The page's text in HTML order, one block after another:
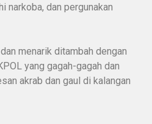
narkoba, dan pergunakan
menarik ditambah dengan
yang gagah-gagah dan
akrab dan gaul di kalangan